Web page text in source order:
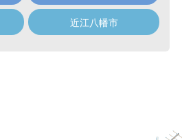
近江八幡市